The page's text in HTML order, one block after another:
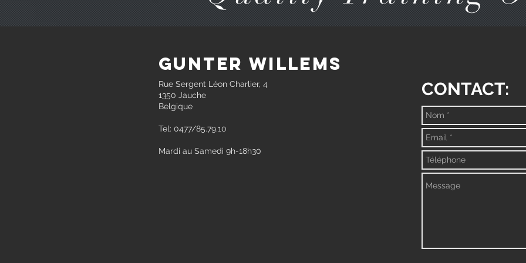
Gunter Willems
Rue Sergent Léon Charlier, 4
1350 Jauche
Belgique
Tel: 0477/85.79.10
Mardi au Samedi 9h-18h30
CONTACT: